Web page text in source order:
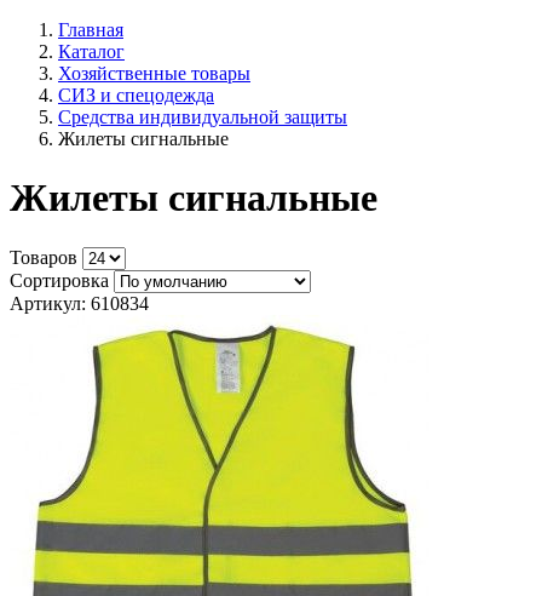
Главная
Каталог
Хозяйственные товары
СИЗ и спецодежда
Средства индивидуальной защиты
Жилеты сигнальные
Жилеты сигнальные
Товаров
Сортировка
Артикул: 610834